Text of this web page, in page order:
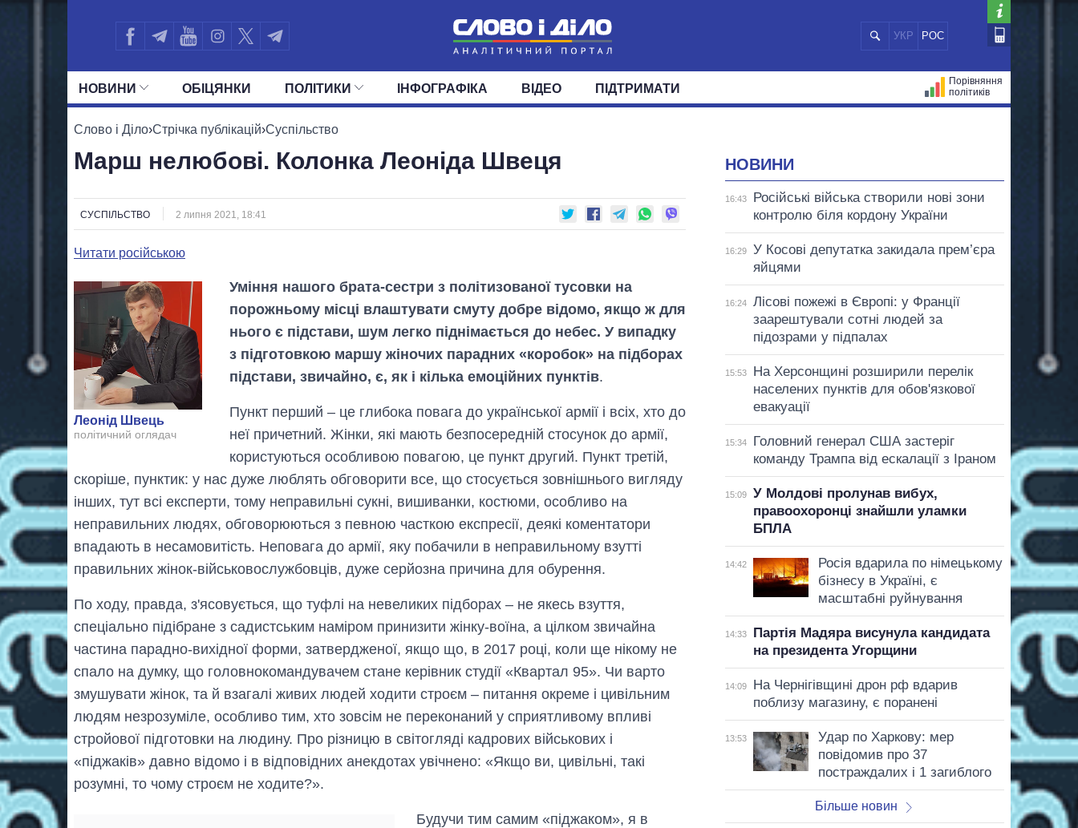
УКР РОС
НОВИНИ
ПОЛІТИКА ЕКОНОМІКА СУСПІЛЬСТВО
ОБIЦЯНКИ ПОЛIТИКИ
УСІ ПОЛІТИКИ ПРЕЗИДЕНТ І ОФІС
ДЕПУТАТИ КОМІТЕТИ
ІНФОГРАФІКА ВІДЕО ПІДТРИМАТИ
Порівняння
політиків
Слово і Діло›Стрічка публікацій›Суспільство
Марш нелюбові. Колонка Леоніда Швеця
СУСПІЛЬСТВО 2 липня 2021, 18:41
Читати російською
Леонід Швець
політичний оглядач
Уміння нашого брата-сестри з політизованої тусовки на
порожньому місці влаштувати смуту добре відомо, якщо ж для
нього є підстави, шум легко піднімається до небес. У випадку
з підготовкою маршу жіночих парадних «коробок» на підборах
підстави, звичайно, є, як і кілька емоційних пунктів.
Пункт перший – це глибока повага до української армії і всіх, хто до
неї причетний. Жінки, які мають безпосередній стосунок до армії,
користуються особливою повагою, це пункт другий. Пункт третій,
скоріше, пунктик: у нас дуже люблять обговорити все, що стосується зовнішнього вигляду
інших, тут всі експерти, тому неправильні сукні, вишиванки, костюми, особливо на
неправильних людях, обговорюються з певною часткою експресії, деякі коментатори
впадають в несамовитість. Неповага до армії, яку побачили в неправильному взутті
правильних жінок-військовослужбовців, дуже серйозна причина для обурення.
По ходу, правда, з'ясовується, що туфлі на невеликих підборах – не якесь взуття,
спеціально підібране з садистським наміром принизити жінку-воїна, а цілком звичайна
частина парадно-вихідної форми, затвердженої, якщо що, в 2017 році, коли ще нікому не
спало на думку, що головнокомандувачем стане керівник студії «Квартал 95». Чи варто
змушувати жінок, та й взагалі живих людей ходити строєм – питання окреме і цивільним
людям незрозуміле, особливо тим, хто зовсім не переконаний у сприятливому впливі
стройової підготовки на людину. Про різницю в світогляді кадрових військових і
«піджаків» давно відомо і в відповідних анекдотах увічнено: «Якщо ви, цивільні, такі
розумні, то чому строєм не ходите?».
Будучи тим самим «піджаком», я в
НОВИНИ
16:43
Російські війська створили нові зони
контролю біля кордону України
16:29
У Косові депутатка закидала прем’єра
яйцями
16:24
Лісові пожежі в Європі: у Франції
заарештували сотні людей за
підозрами у підпалах
15:53
На Херсонщині розширили перелік
населених пунктів для обов'язкової
евакуації
15:34
Головний генерал США застеріг
команду Трампа від ескалації з Іраном
15:09
У Молдові пролунав вибух,
правоохоронці знайшли уламки
БПЛА
14:42
Росія вдарила по німецькому
бізнесу в Україні, є
масштабні руйнування
14:33
Партія Мадяра висунула кандидата
на президента Угорщини
14:09
На Чернігівщині дрон рф вдарив
поблизу магазину, є поранені
13:53
Удар по Харкову: мер
повідомив про 37
постраждалих і 1 загиблого
Більше новин